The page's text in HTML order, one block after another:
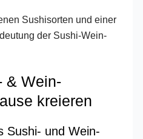
& Wein-
kreieren
Sushi- und Wein-